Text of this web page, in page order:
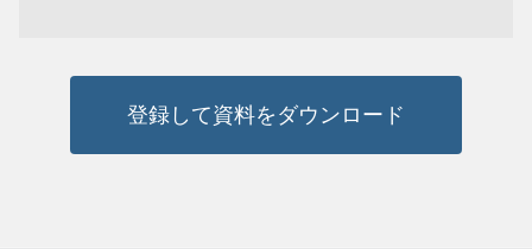
登録して資料をダウンロード